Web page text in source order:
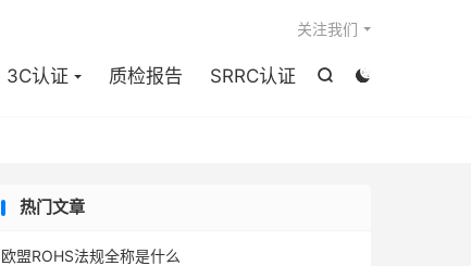


3C认证 质检报告 SRRC认证
关注我们
热门文章
欧盟ROHS法规全称是什么